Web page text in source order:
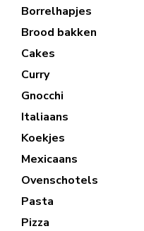
Borrelhapjes
Brood bakken
Cakes
Curry
Gnocchi
Italiaans
Koekjes
Mexicaans
Ovenschotels
Pasta
Pizza